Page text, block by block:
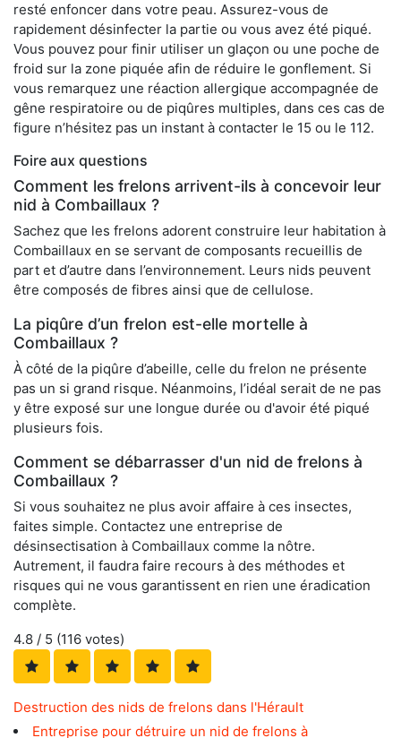
resté enfoncer dans votre peau. Assurez-vous de
rapidement désinfecter la partie ou vous avez été piqué.
Vous pouvez pour finir utiliser un glaçon ou une poche de
froid sur la zone piquée afin de réduire le gonflement. Si
vous remarquez une réaction allergique accompagnée de
gêne respiratoire ou de piqûres multiples, dans ces cas de
figure n’hésitez pas un instant à contacter le 15 ou le 112.
Foire aux questions
Comment les frelons arrivent-ils à concevoir leur
nid à Combaillaux ?
Sachez que les frelons adorent construire leur habitation à
Combaillaux en se servant de composants recueillis de
part et d’autre dans l’environnement. Leurs nids peuvent
être composés de fibres ainsi que de cellulose.
La piqûre d’un frelon est-elle mortelle à
Combaillaux ?
À côté de la piqûre d’abeille, celle du frelon ne présente
pas un si grand risque. Néanmoins, l’idéal serait de ne pas
y être exposé sur une longue durée ou d'avoir été piqué
plusieurs fois.
Comment se débarrasser d'un nid de frelons à
Combaillaux ?
Si vous souhaitez ne plus avoir affaire à ces insectes,
faites simple. Contactez une entreprise de
désinsectisation à Combaillaux comme la nôtre.
Autrement, il faudra faire recours à des méthodes et
risques qui ne vous garantissent en rien une éradication
complète.
4.8 / 5 (116 votes)
Destruction des nids de frelons dans l'Hérault
Entreprise pour détruire un nid de frelons à